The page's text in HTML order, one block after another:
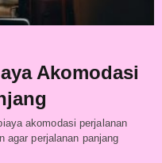
Akomodasi
akomodasi perjalanan
agar perjalanan panjang